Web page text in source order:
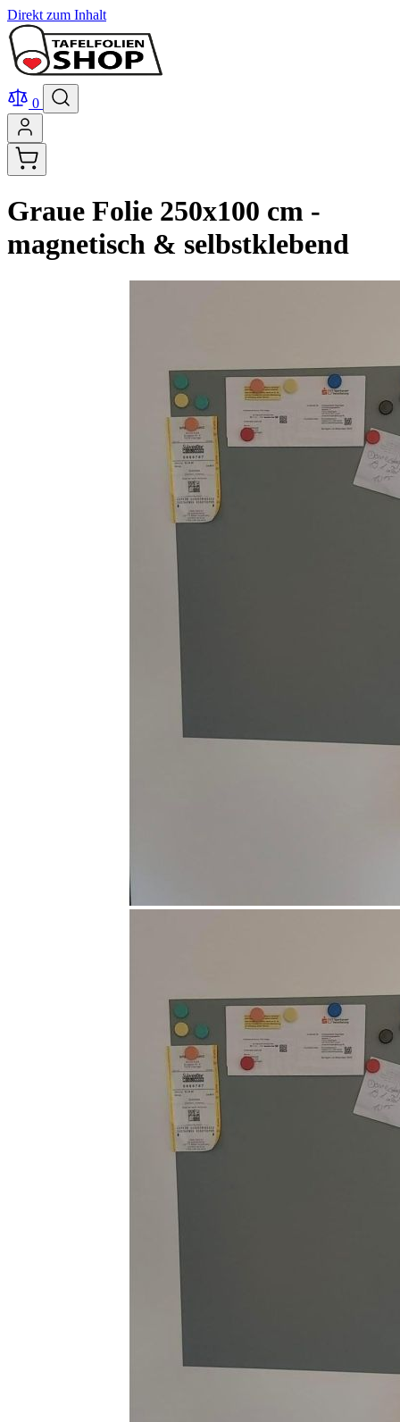
Direkt zum Inhalt
0
Graue Folie 250x100 cm -
magnetisch & selbstklebend